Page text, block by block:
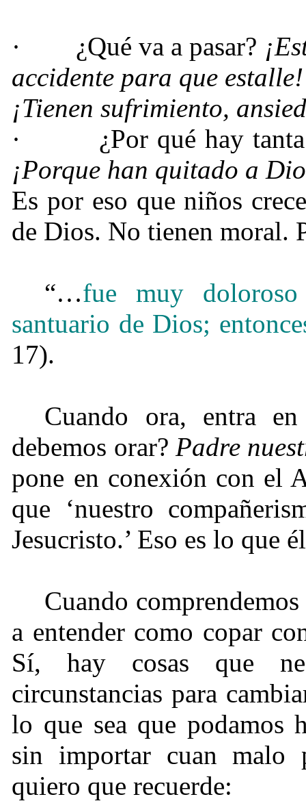
· ¿Qué va a pasar?
accidente para que estalle!
¡Tienen sufrimiento,
·
¿Por qué hay
¡Porque han quitado a
Es por eso que niños
de Dios. No tienen moral.
“…fue muy
santuario de Dios;
17).
Cuando ora, entra
debemos orar? Padre
pone en conexión con el
que ‘nuestro
Jesucristo.’ Eso es lo que
Cuando
a entender como copar
Sí, hay cosas que
circunstancias para
lo que sea que podamos
sin importar cuan malo
quiero que recuerde: